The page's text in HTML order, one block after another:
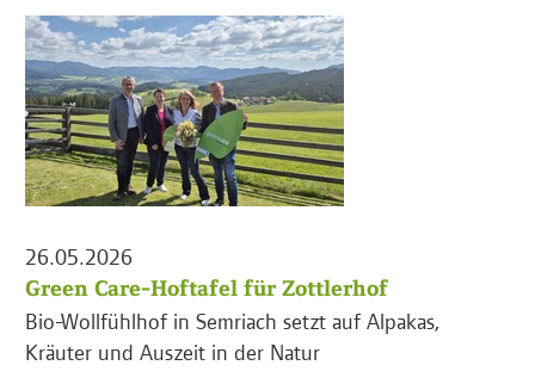
26.05.2026
Green Care-Hoftafel für Zottlerhof
Bio-Wollfühlhof in Semriach setzt auf Alpakas,
Kräuter und Auszeit in der Natur